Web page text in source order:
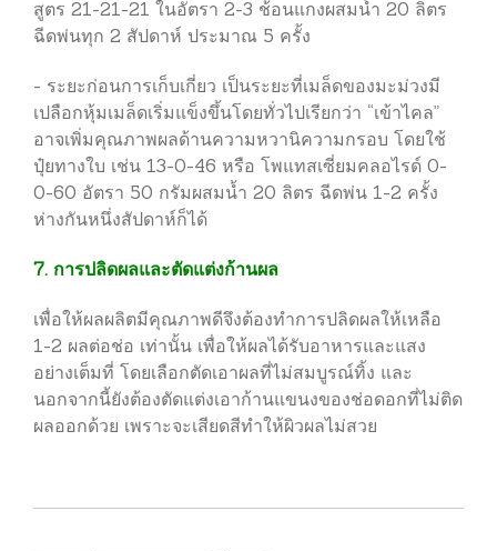
สูตร 21-21-21 ในอัตรา 2-3 ช้อนแกงผสมน้ำ 20 ลิตร
ฉีดพ่นทุก 2 สัปดาห์ ประมาณ 5 ครั้ง
- ระยะก่อนการเก็บเกี่ยว เป็นระยะที่เมล็ดของมะม่วงมี
เปลือกหุ้มเมล็ดเริ่มแข็งขึ้นโดยทั่วไปเรียกว่า “เข้าไคล”
อาจเพิ่มคุณภาพผลด้านความหวานิความกรอบ โดยใช้
ปุ๋ยทางใบ เช่น 13-0-46 หรือ โพแทสเซี่ยมคลอไรด์ 0-
0-60 อัตรา 50 กรัมผสมน้ำ 20 ลิตร ฉีดพ่น 1-2 ครั้ง
ห่างกันหนึ่งสัปดาห์ก็ได้
7. การปลิดผลและตัดแต่งก้านผล
เพื่อให้ผลผลิตมีคุณภาพดีจึงต้องทำการปลิดผลให้เหลือ
1-2 ผลต่อช่อ เท่านั้น เพื่อให้ผลได้รับอาหารและแสง
อย่างเต็มที่ โดยเลือกตัดเอาผลที่ไม่สมบูรณ์ทิ้ง และ
นอกจากนี้ยังต้องตัดแต่งเอาก้านแขนงของช่อดอกที่ไม่ติด
ผลออกด้วย เพราะจะเสียดสีทำให้ผิวผลไม่สวย